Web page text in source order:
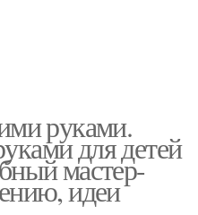
руками.
для детей
мастер-
идеи